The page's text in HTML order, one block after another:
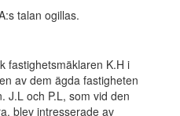
talan ogillas.
fastighetsmäklaren K.H i
av dem ägda fastigheten
J.L och P.L, som vid den
blev intresserade av